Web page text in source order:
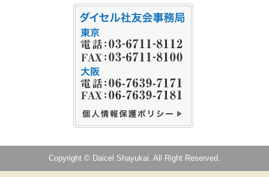
Copyright © Daicel Shayukai. All Right Reserved.